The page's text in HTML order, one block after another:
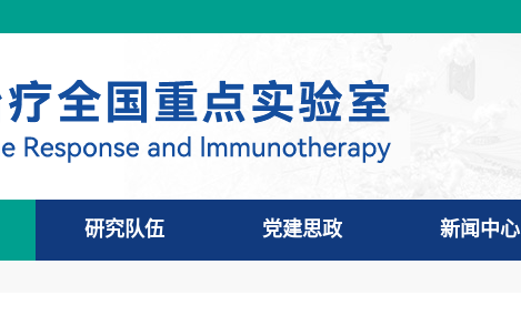
研究队伍 党建思政 新闻中心